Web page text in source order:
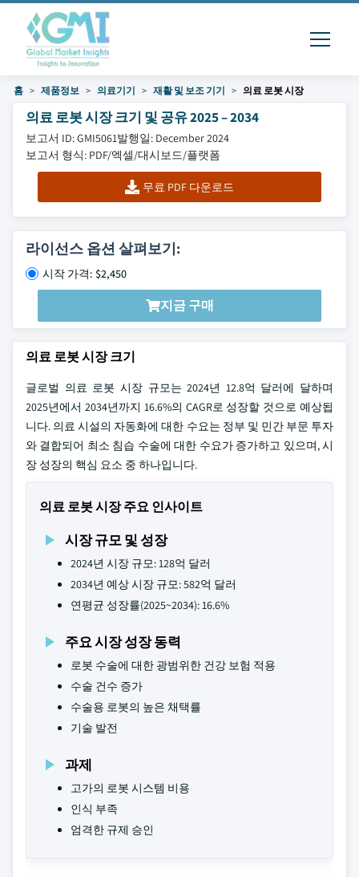
홈 제품정보 의료기기 재활 및 보조 기기 의료 로봇 시장
의료 로봇 시장 크기 및 공유 2025 – 2034
보고서 ID: GMI5061발행일: December 2024
보고서 형식: PDF/엑셀/대시보드/플랫폼
무료 PDF 다운로드
라이선스 옵션 살펴보기:
시작 가격: $2,450
지금 구매
의료 로봇 시장 크기
글로벌 의료 로봇 시장 규모는 2024년 12.8억 달러에 달하며
2025년에서 2034년까지 16.6%의 CAGR로 성장할 것으로 예상됩
니다. 의료 시설의 자동화에 대한 수요는 정부 및 민간 부문 투자
와 결합되어 최소 침습 수술에 대한 수요가 증가하고 있으며, 시
장 성장의 핵심 요소 중 하나입니다.
의료 로봇 시장 주요 인사이트
시장 규모 및 성장
2024년 시장 규모: 128억 달러
2034년 예상 시장 규모: 582억 달러
연평균 성장률(2025~2034): 16.6%
주요 시장 성장 동력
로봇 수술에 대한 광범위한 건강 보험 적용
수술 건수 증가
수술용 로봇의 높은 채택률
기술 발전
과제
고가의 로봇 시스템 비용
인식 부족
엄격한 규제 승인